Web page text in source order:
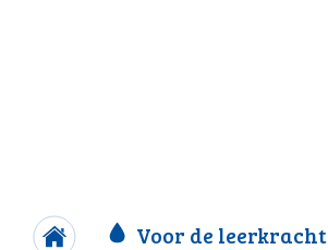
Voor de leerkracht